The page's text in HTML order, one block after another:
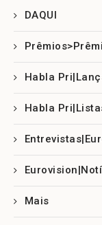
DAQUI
Habla
Habla
Mais